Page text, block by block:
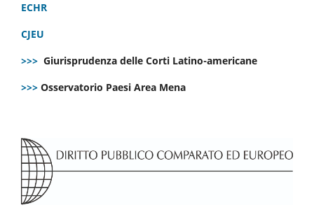
ECHR
CJEU
>>> Giurisprudenza delle Corti Latino-americane
>>> Osservatorio Paesi Area Mena